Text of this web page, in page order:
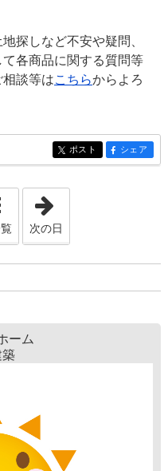
探しなど不安や疑問、
各商品に関する質問等
談等はこちらからよろ
entry1428
ポスト entry1428
シェア
2月 7日」
次の日
ーム
築